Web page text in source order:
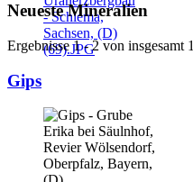
Neueste Mineralien
Ergebnisse 1 - 2 von insgesamt
Gips